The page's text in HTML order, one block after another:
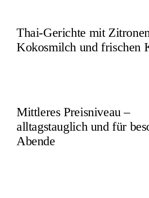
Thai-Gerichte mit
Kokosmilch und frischen
Mittleres Preisniveau –
alltagstauglich und für
Abende